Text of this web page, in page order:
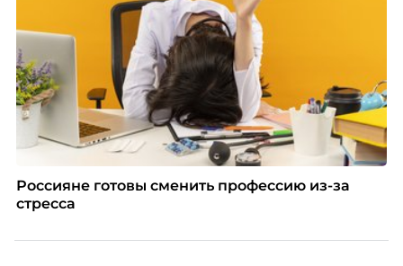
Россияне готовы сменить профессию из-за
стресса